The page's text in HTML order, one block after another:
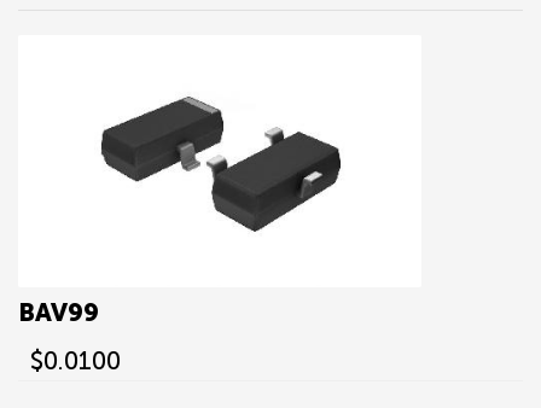
BAV99
$0.0100